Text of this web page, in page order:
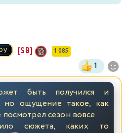
[SB] 1 085
1
быть получился и
но ощущение такое, как
сезон вовсе
сюжета, каких то